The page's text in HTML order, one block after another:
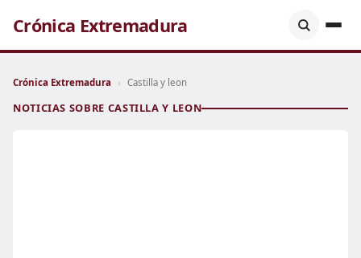
Crónica Extremadura
Crónica Extremadura › Castilla y leon
NOTICIAS SOBRE CASTILLA Y LEON